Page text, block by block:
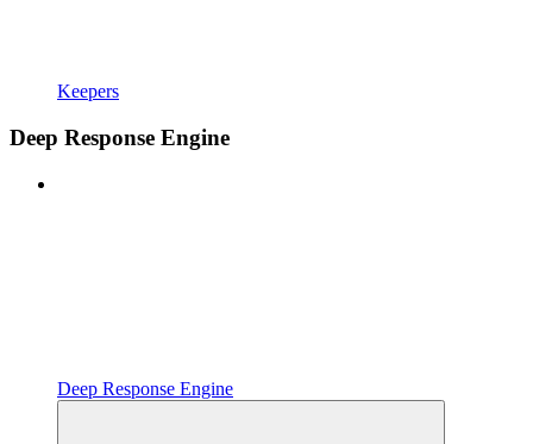
Keepers
Deep Response Engine
Deep Response Engine